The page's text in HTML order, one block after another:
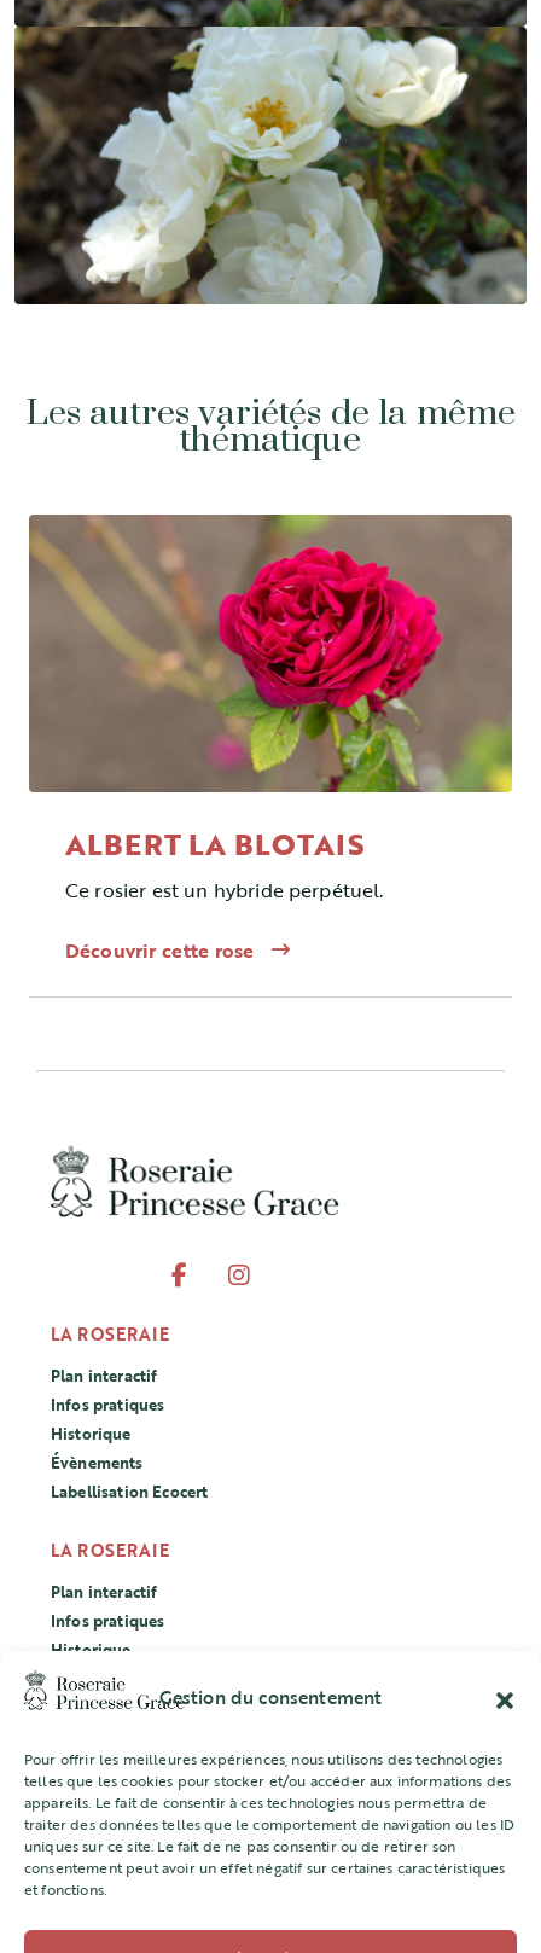
Gestion du consentement
Pour offrir les meilleures expériences, nous utilisons des technologies
telles que les cookies pour stocker et/ou accéder aux informations des
appareils. Le fait de consentir à ces technologies nous permettra de
traiter des données telles que le comportement de navigation ou les ID
uniques sur ce site. Le fait de ne pas consentir ou de retirer son
consentement peut avoir un effet négatif sur certaines caractéristiques
et fonctions.
Les autres variétés de la même
thématique
ALBERT LA BLOTAIS
Ce rosier est un hybride perpétuel.
Découvrir cette rose
LA ROSERAIE
Plan interactif
Infos pratiques
Historique
Évènements
Labellisation Ecocert
LA ROSERAIE
Plan interactif
Infos pratiques
Historique
Évènements
Labellisation Ecocert
CONCOURS
L’ASSOCIATION
Mentions légales